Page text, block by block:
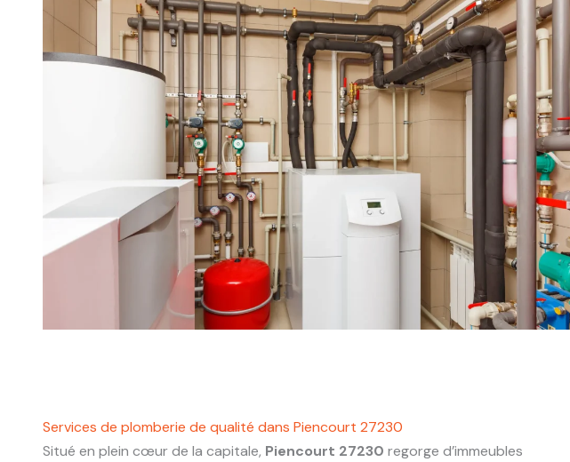
Services de plomberie de qualité dans Piencourt 27230
Situé en plein cœur de la capitale, Piencourt 27230 regorge d’immeubles